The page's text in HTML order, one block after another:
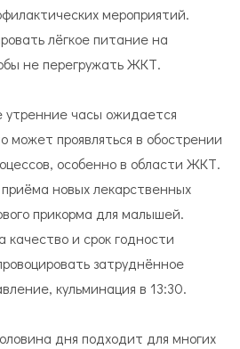
мероприятий.
лёгкое питание на
не перегружать ЖКТ.
утренние часы ожидается
может проявляться в обострении
особенно в области ЖКТ.
новых лекарственных
прикорма для малышей.
и срок годности
затруднённое
кульминация в 13:30.
дня подходит для многих